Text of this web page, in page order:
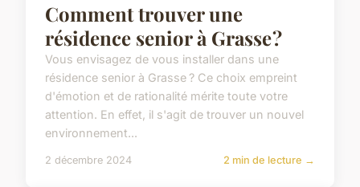
Comment trouver une
résidence senior à Grasse ?
Vous envisagez de vous installer dans une
résidence senior à Grasse ? Ce choix empreint
d'émotion et de rationalité mérite toute votre
attention. En effet, il s'agit de trouver un nouvel
environnement...
2 décembre 2024 2 min de lecture →